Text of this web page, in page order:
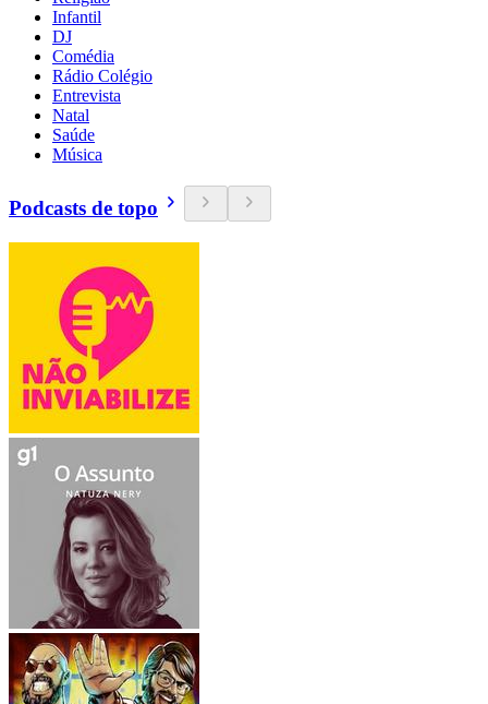
Infantil
DJ
Comédia
Rádio Colégio
Entrevista
Natal
Saúde
Música
Podcasts de topo